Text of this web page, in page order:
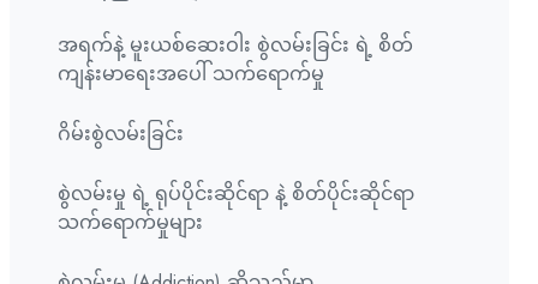
အရက်နဲ့ မူးယစ်ဆေးဝါး စွဲလမ်းခြင်း ရဲ့ စိတ်
ကျန်းမာရေးအပေါ် သက်ရောက်မှု
ဂိမ်းစွဲလမ်းခြင်း
စွဲလမ်းမှု ရဲ့ ရုပ်ပိုင်းဆိုင်ရာ နဲ့ စိတ်ပိုင်းဆိုင်ရာ
သက်ရောက်မှုများ